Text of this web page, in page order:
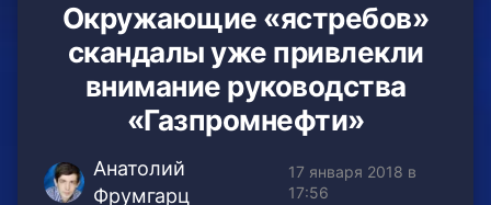
Окружающие «ястребов»
скандалы уже привлекли
внимание руководства
«Газпромнефти»
Анатолий
Фрумгарц
17 января 2018 в
17:56